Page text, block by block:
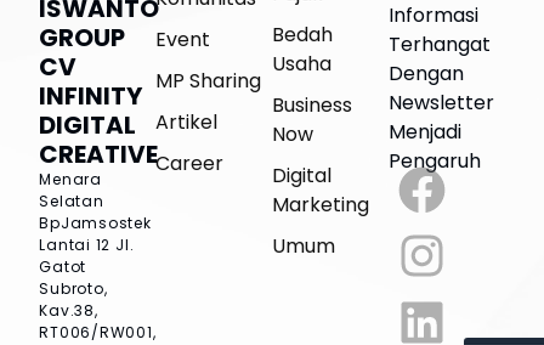
ISWANTO
GROUP
CV
INFINITY
DIGITAL
CREATIVE
Menara
Selatan
BpJamsostek
Lantai 12 Jl.
Gatot
Subroto,
Kav.38,
RT006/RW001,
Event
MP Sharing
Artikel
Career
Bedah
Usaha
Business
Now
Digital
Marketing
Umum
Informasi
Terhangat
Dengan
Newsletter
Menjadi
Pengaruh